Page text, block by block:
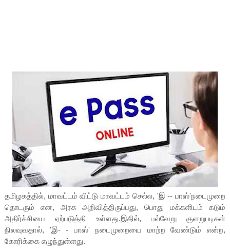
தமிழகத்தில், மாவட்டம் விட்டு மாவட்டம் செல்ல, 'இ -- பாஸ்'நடைமுறை
தொடரும் என, அரசு அறிவித்திருப்பது, பொது மக்களிடம் கடும்
அதிர்ச்சியை ஏற்படுத்தி உள்ளது.இதில், பல்வேறு குளறுபடிகள்
நிலவுவதால், 'இ- - பாஸ்' நடைமுறையை மாற்ற வேண்டும் என்ற,
கோரிக்கை எழுந்துள்ளது.